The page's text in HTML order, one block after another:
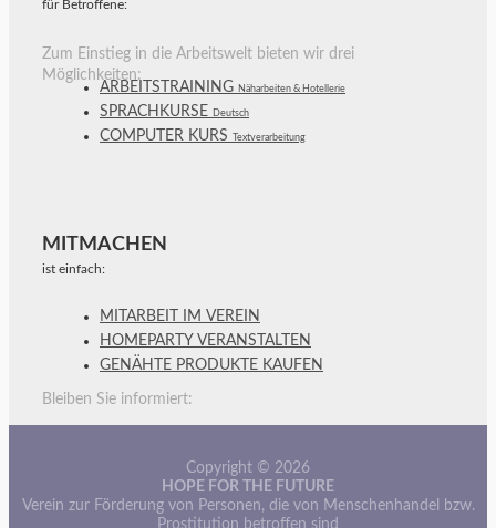
für Betroffene:
Zum Einstieg in die Arbeitswelt bieten wir drei
Möglichkeiten:
ARBEITSTRAINING Näharbeiten & Hotellerie
SPRACHKURSE Deutsch
COMPUTER KURS Textverarbeitung
MITMACHEN
ist einfach:
MITARBEIT IM VEREIN
HOMEPARTY VERANSTALTEN
GENÄHTE PRODUKTE KAUFEN
Bleiben Sie informiert:
Copyright © 2026
HOPE FOR THE FUTURE
Verein zur Förderung von Personen, die von Menschenhandel bzw.
Prostitution betroffen sind